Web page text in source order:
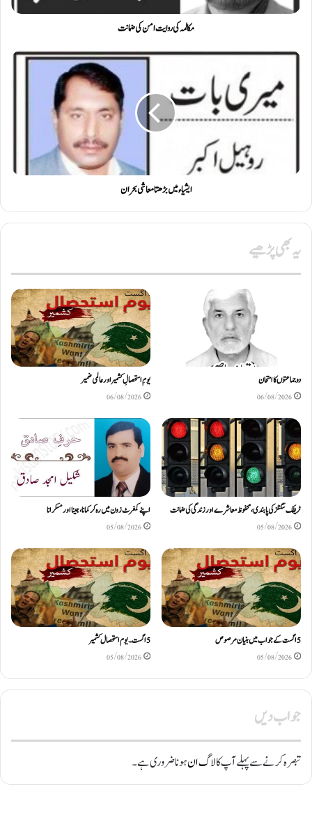
مکالمہ کی روایت امن کی ضمانت
ایشیاء میں بڑھتا معاشی بحران
یہ بھی پڑھیے
دو جماعتوں کا امتحان
06/08/2026
یومِ استحصالِ کشمیر اور عالمی ضمیر
06/08/2026
ٹریفک سگنلز کی پابندی، محفوظ معاشرے اور زندگی کی ضمانت
05/08/2026
اپنے کمفرٹ زون میں رہ کر کمانا، جینا اور مسکرانا
05/08/2026
5اگست کے جواب میں بنیان مرصوص
05/08/2026
5اگست۔ یوم استحصال کشمیر
05/08/2026
جواب دیں
تبصرہ کرنے سے پہلے آپ کالاگ انہونا ضروری ہے۔